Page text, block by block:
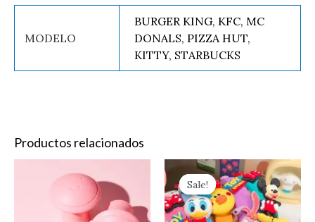
MODELO
BURGER KING, KFC, MC
DONALS, PIZZA HUT,
KITTY, STARBUCKS
Productos relacionados
Sale!
Sale!
Original
price
was:
$39.00.
Current
price
is:
$19.00.